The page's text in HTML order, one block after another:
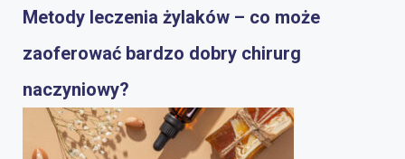
Metody leczenia żylaków – co może
zaoferować bardzo dobry chirurg
naczyniowy?